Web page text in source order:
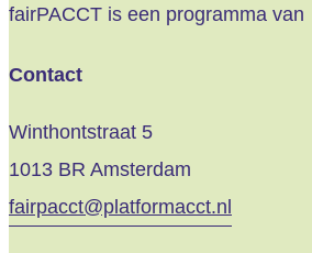
mailadres
fairPACCT is een programma van
Contact
Winthontstraat 5
1013 BR Amsterdam
fairpacct@platformacct.nl